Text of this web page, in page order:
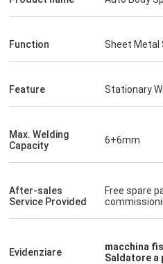
Tom
Questo prodotto è stato
da un amico. Dopo averlo acquistato,
scoperto che la qualità è davvero
vernice, ed è resistente e durevole.
Function Sheet Metal
Feature Stationary
Max. Welding
Capacity
6+6mm
After-sales
Service Provided
Free spare
Evidenziare macchina
Saldatore a